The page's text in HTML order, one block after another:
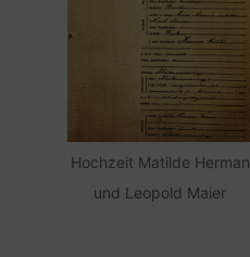
Hochzeit Matilde Herman
und Leopold Maier